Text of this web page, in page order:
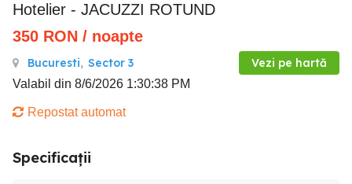
Hotelier - JACUZZI ROTUND
350 RON / noapte
Bucuresti, Sector 3 Vezi pe hartă
Valabil din 8/6/2026 1:30:38 PM
Repostat automat
Specificații